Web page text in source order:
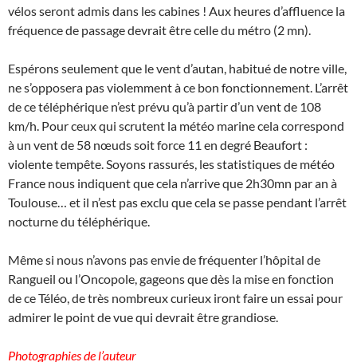
vélos seront admis dans les cabines ! Aux heures d’affluence la
fréquence de passage devrait être celle du métro (2 mn).
Espérons seulement que le vent d’autan, habitué de notre ville,
ne s’opposera pas violemment à ce bon fonctionnement. L’arrêt
de ce téléphérique n’est prévu qu’à partir d’un vent de 108
km/h. Pour ceux qui scrutent la météo marine cela correspond
à un vent de 58 nœuds soit force 11 en degré Beaufort :
violente tempête. Soyons rassurés, les statistiques de météo
France nous indiquent que cela n’arrive que 2h30mn par an à
Toulouse… et il n’est pas exclu que cela se passe pendant l’arrêt
nocturne du téléphérique.
Même si nous n’avons pas envie de fréquenter l’hôpital de
Rangueil ou l’Oncopole, gageons que dès la mise en fonction
de ce Téléo, de très nombreux curieux iront faire un essai pour
admirer le point de vue qui devrait être grandiose.
Photographies de l’auteur